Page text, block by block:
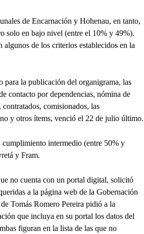
de Encarnación y Hohenau, en tanto,
solo en bajo nivel (entre el 10% y 49%).
de los criterios establecidos en la
para la publicación del organigrama, las
contacto por dependencias, nómina de
comisionados, las
y otros ítems, venció el 22 de julio último.
cumplimiento intermedio (entre 50% y
y Fram.
no cuenta con un portal digital, solicitó
a la página web de la Gobernación
Tomás Romero Pereira pidió a la
que incluya en su portal los datos del
figuran en la lista de las que no